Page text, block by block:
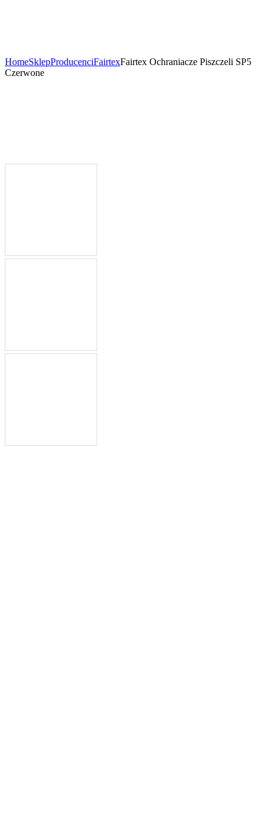
HomeSklepProducenciFairtexFairtex Ochraniacze Piszczeli SP5
Czerwone